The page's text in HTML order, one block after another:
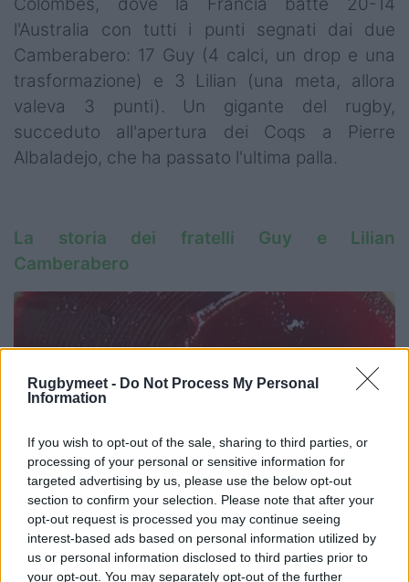
Rugbymeet - Do Not Process My Personal
Information
If you wish to opt-out of the sale, sharing to third parties, or
processing of your personal or sensitive information for
targeted advertising by us, please use the below opt-out
section to confirm your selection. Please note that after your
opt-out request is processed you may continue seeing
interest-based ads based on personal information utilized by
us or personal information disclosed to third parties prior to
your opt-out. You may separately opt-out of the further
l'Australia con tutti i punti segnati dai due
Camberabero: 17 Guy (4 calci, un drop e una
trasformazione) e 3 Lilian (una meta, allora
valeva 3 punti). Un gigante del rugby,
succeduto all'apertura dei Coqs a Pierre
Albaladejo, che ha passato l'ultima palla.
La storia dei fratelli Guy e Lilian
Camberabero